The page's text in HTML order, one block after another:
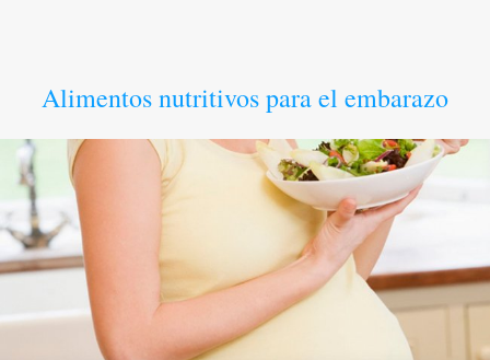
Alimentos nutritivos para el embarazo